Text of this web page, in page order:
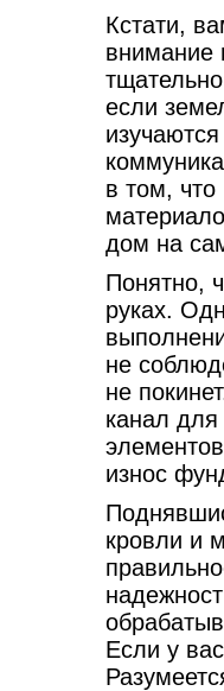
Кстати,
внимание
если
в том, что
дом на
Понятно,
руках.
не
не
канал для
износ
кровли и
Если у